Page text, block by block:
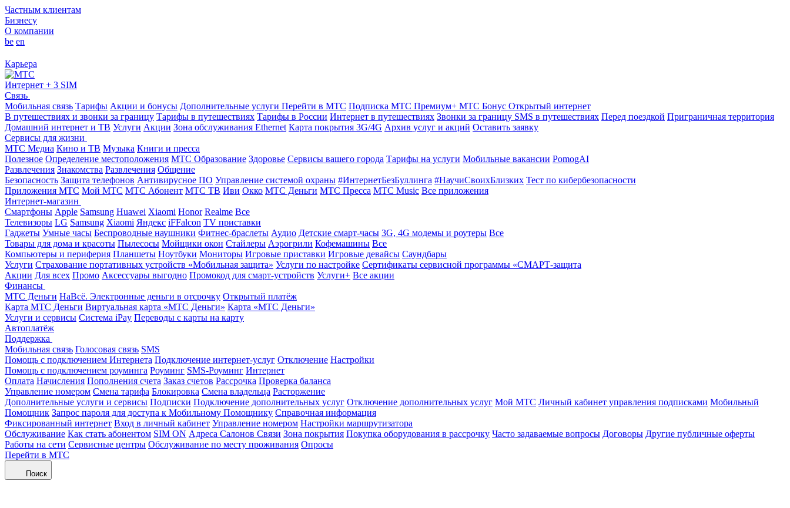
Частным клиентам
Бизнесу
О компании
be en
Карьера
Интернет + 3 SIM
Связь
Мобильная связь Тарифы Акции и бонусы Дополнительные услуги Перейти в МТС Подписка МТС Премиум+ МТС Бонус Открытый интернет
В путешествиях и звонки за границу Тарифы в путешествиях Тарифы в России Интернет в путешествиях Звонки за границу SMS в путешествиях Перед поездкой Приграничная территория
Домашний интернет и ТВ Услуги Акции Зона обслуживания Ethernet Карта покрытия 3G/4G Архив услуг и акций Оставить заявку
Сервисы для жизни
МТС Медиа Кино и ТВ Музыка Книги и пресса
Полезное Определение местоположения МТС Образование Здоровье Сервисы вашего города Тарифы на услуги Мобильные вакансии PomogAI
Развлечения Знакомства Развлечения Общение
Безопасность Защита телефонов Антивирусное ПО Управление системой охраны #ИнтернетБезБуллинга #НаучиСвоихБлизких Тест по кибербезопасности
Приложения МТС Мой МТС МТС Абонент МТС ТВ Иви Окко МТС Деньги МТС Пресса МТС Music Все приложения
Интернет-магазин
Смартфоны Apple Samsung Huawei Xiaomi Honor Realme Все
Телевизоры LG Samsung Xiaomi Яндекс iFFalcon TV приставки
Гаджеты Умные часы Беспроводные наушники Фитнес-браслеты Аудио Детские смарт-часы 3G, 4G модемы и роутеры Все
Товары для дома и красоты Пылесосы Мойщики окон Стайлеры Аэрогрили Кофемашины Все
Компьютеры и периферия Планшеты Ноутбуки Мониторы Игровые приставки Игровые девайсы Саундбары
Услуги Страхование портативных устройств «Мобильная защита» Услуги по настройке Сертификаты сервисной программы «СМАРТ-защита
Акции Для всех Промо Аксессуары выгодно Промокод для смарт-устройств Услуги+ Все акции
Финансы
МТС Деньги НаВсё. Электронные деньги в отсрочку Открытый платёж
Карта МТС Деньги Виртуальная карта «МТС Деньги» Карта «МТС Деньги»
Услуги и сервисы Система iPay Переводы с карты на карту
Автоплатёж
Поддержка
Мобильная связь Голосовая связь SMS
Помощь с подключением Интернета Подключение интернет-услуг Отключение Настройки
Помощь с подключением роуминга Роуминг SMS-Роуминг Интернет
Оплата Начисления Пополнения счета Заказ счетов Рассрочка Проверка баланса
Управление номером Смена тарифа Блокировка Смена владельца Расторжение
Дополнительные услуги и сервисы Подписки Подключение дополнительных услуг Отключение дополнительных услуг Мой МТС Личный кабинет управления подписками Мобильный
Помощник Запрос пароля для доступа к Мобильному Помощнику Справочная информация
Фиксированный интернет Вход в личный кабинет Управление номером Настройки маршрутизатора
Обслуживание Как стать абонентом SIM ON Адреса Салонов Связи Зона покрытия Покупка оборудования в рассрочку Часто задаваемые вопросы Договоры Другие публичные оферты
Работы на сети Сервисные центры Обслуживание по месту проживания Опросы
Перейти в МТС
Поиск